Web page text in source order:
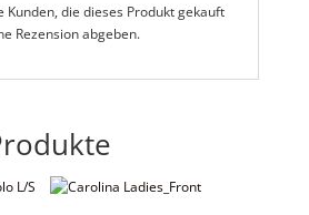
Kunden, die dieses Produkt gekauft
Rezension abgeben.